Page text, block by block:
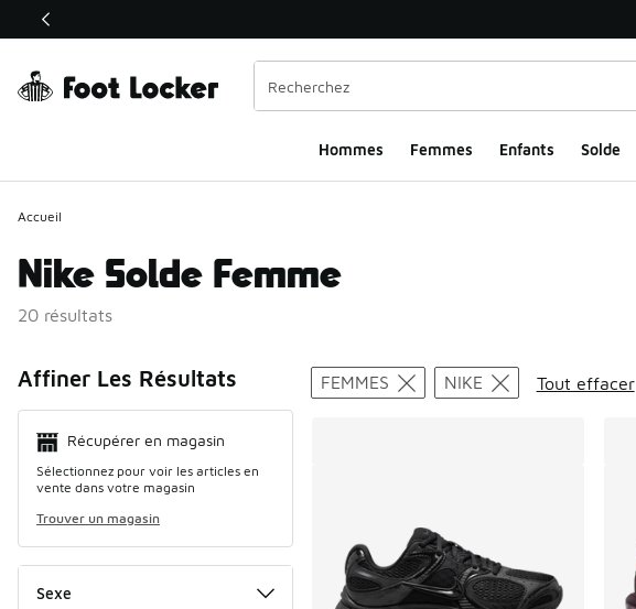
Ce lien s’ouvrira dans une nouvelle fenêtre
Hommes Femmes Enfants Solde
Accueil
Nike Solde Femme
20 résultats
Affiner Les Résultats
Récupérer en magasin
Sélectionnez pour voir les articles en
vente dans votre magasin
Trouver un magasin
Sexe
Search Results
FEMMES NIKE Tout effacer